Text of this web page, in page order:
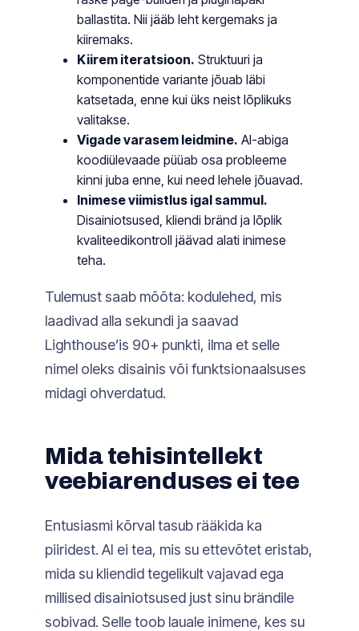
ballastita. Nii jääb leht kergemaks ja
kiiremaks.
Kiirem iteratsioon. Struktuuri ja
komponentide variante jõuab läbi
katsetada, enne kui üks neist lõplikuks
valitakse.
Vigade varasem leidmine. AI-abiga
koodiülevaade püüab osa probleeme
kinni juba enne, kui need lehele jõuavad.
Inimese viimistlus igal sammul.
Disainiotsused, kliendi bränd ja lõplik
kvaliteedikontroll jäävad alati inimese
teha.
Tulemust saab mõõta: kodulehed, mis
laadivad alla sekundi ja saavad
Lighthouse’is 90+ punkti, ilma et selle
nimel oleks disainis või funktsionaalsuses
midagi ohverdatud.
Mida tehisintellekt
veebiarenduses ei tee
Entusiasmi kõrval tasub rääkida ka
piiridest. AI ei tea, mis su ettevõtet eristab,
mida su kliendid tegelikult vajavad ega
millised disainiotsused just sinu brändile
sobivad. Selle toob lauale inimene, kes su